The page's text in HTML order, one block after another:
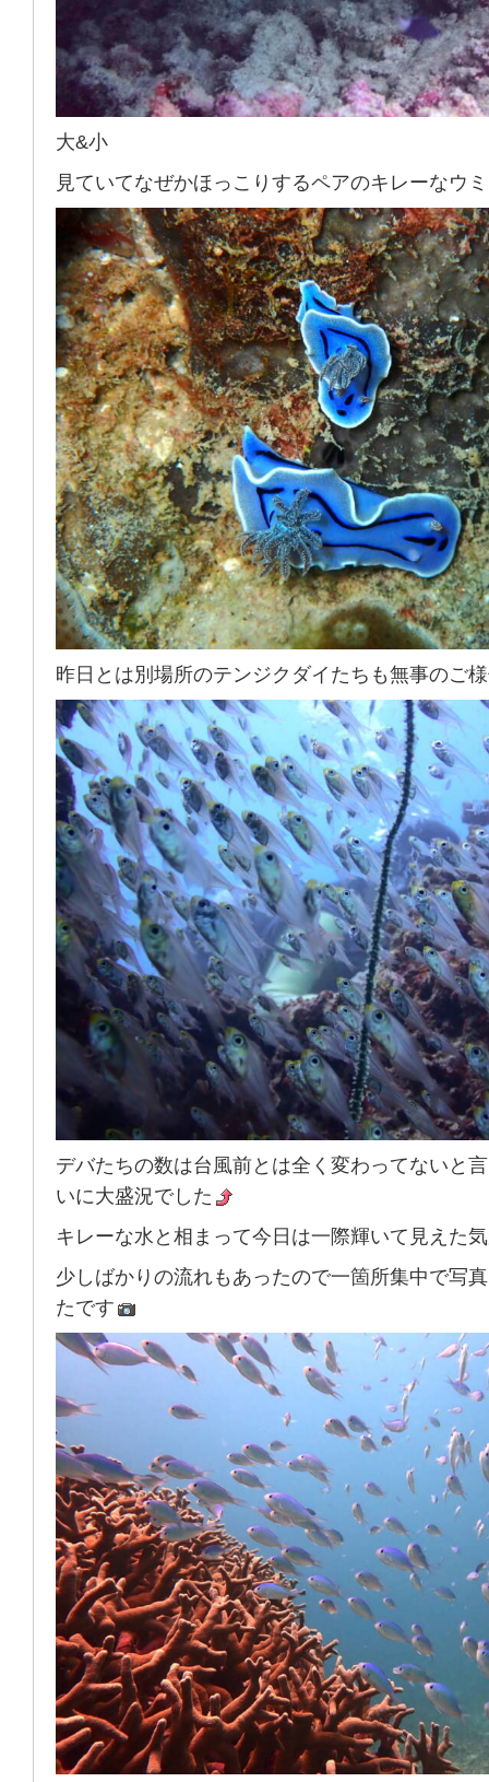
大&小
見ていてなぜかほっこりするペアのキレーなウ
昨日とは別場所のテンジクダイたちも無事のご
デバたちの数は台風前とは全く変わってないと
いに大盛況でした
キレーな水と相まって今日は一際輝いて見えた
少しばかりの流れもあったので一箇所集中で写
たです